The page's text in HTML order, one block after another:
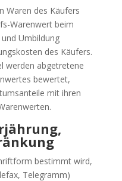
Waren des Käufers
Warenwert beim
Umbildung
des Käufers.
werden abgetretene
bewertet,
mit ihren
bestimmt wird,
Telegramm)